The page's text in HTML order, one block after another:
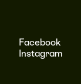
Facebook
Instagram